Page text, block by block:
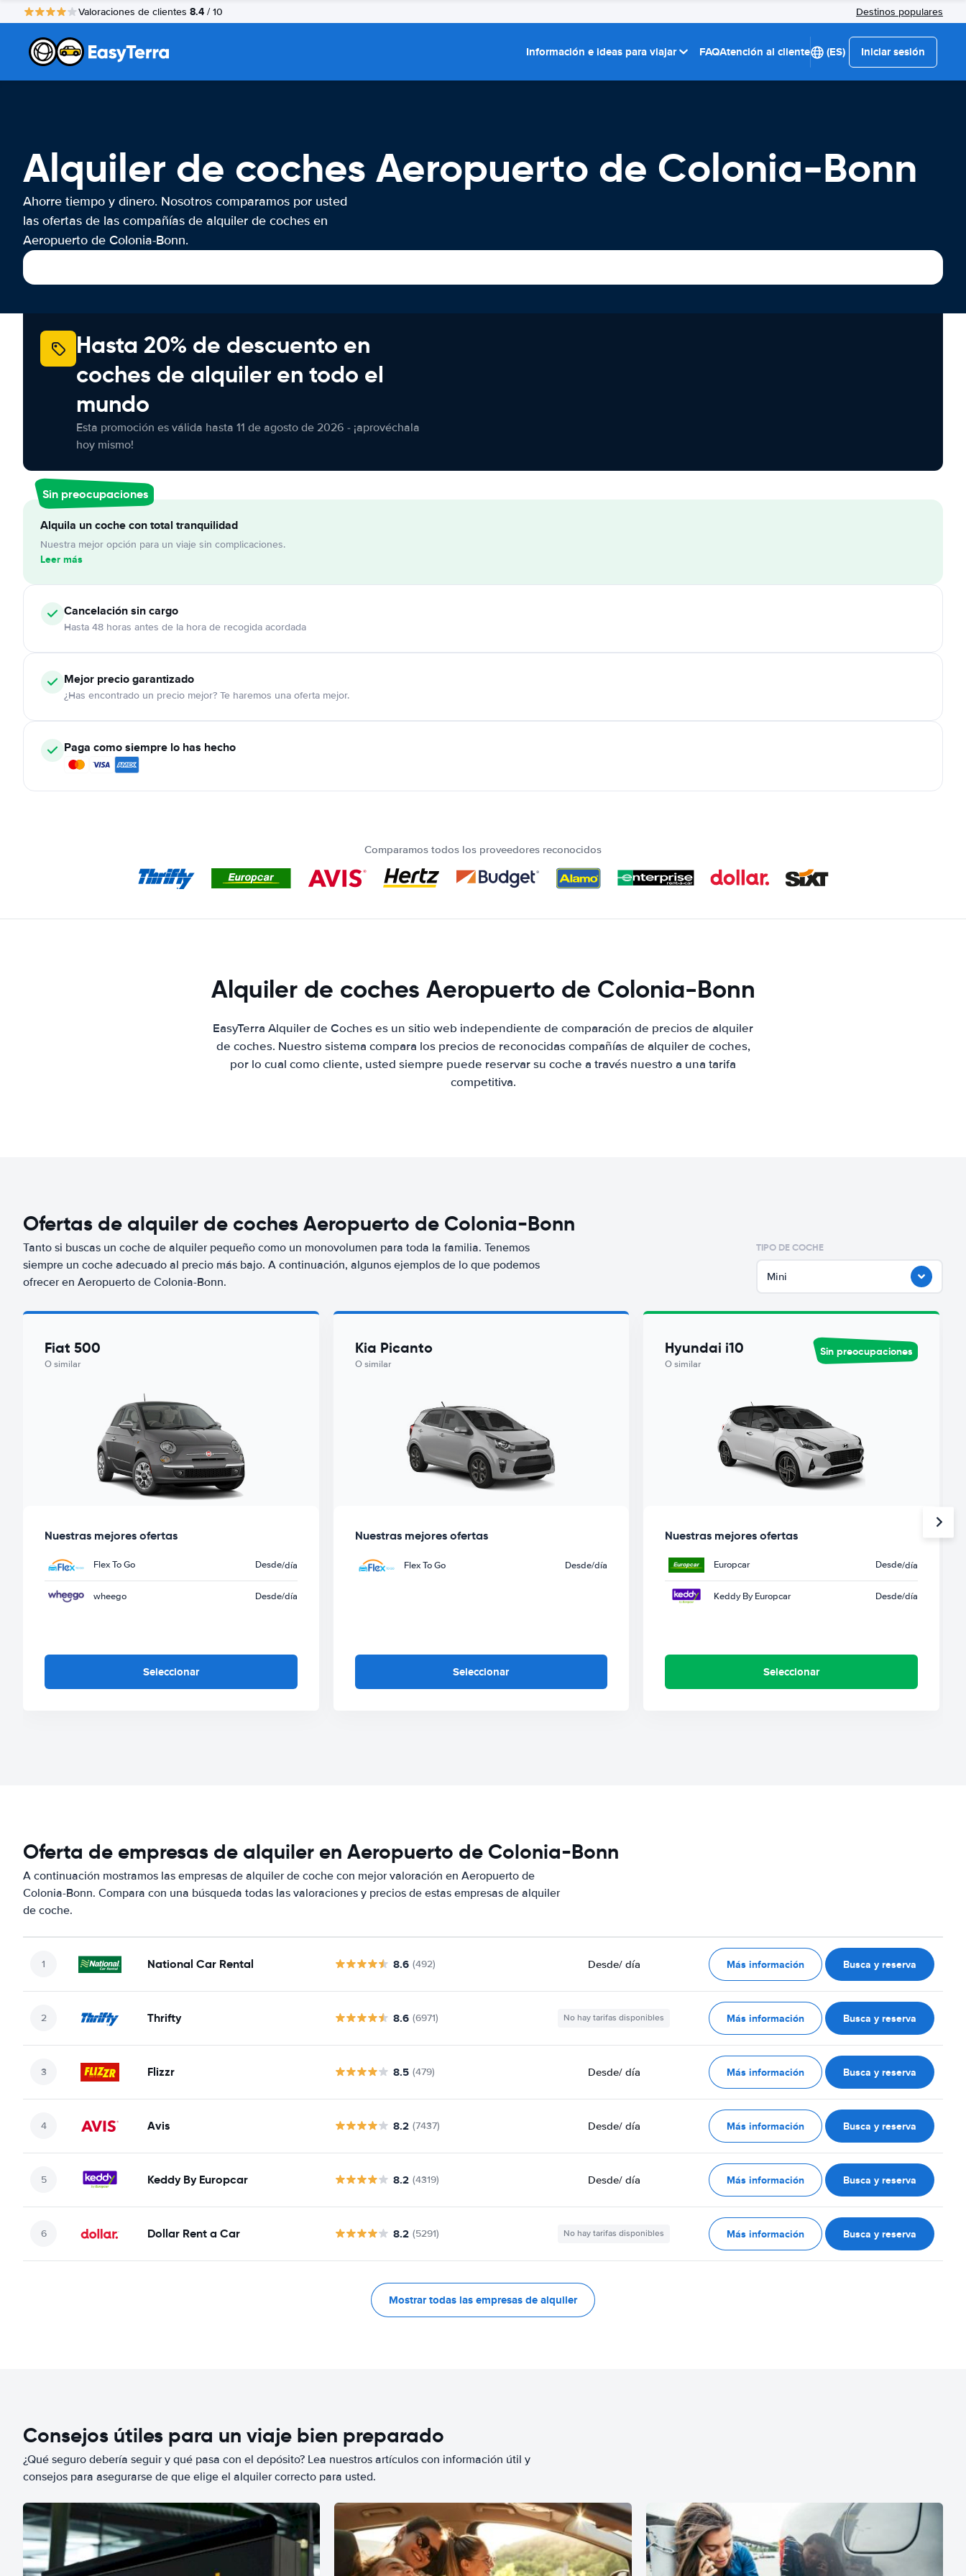
Valoraciones de clientes 8.4 / 10 Destinos populares
Información e ideas para viajar FAQAtención al cliente (ES) Iniciar sesión
Alquiler de coches Aeropuerto de Colonia-Bonn
Ahorre tiempo y dinero. Nosotros comparamos por usted
las ofertas de las compañías de alquiler de coches en
Aeropuerto de Colonia-Bonn.
Hasta 20% de descuento en
coches de alquiler en todo el
mundo
Esta promoción es válida hasta 11 de agosto de 2026 - ¡aprovéchala
hoy mismo!
Sin preocupaciones
Alquila un coche con total tranquilidad
Nuestra mejor opción para un viaje sin complicaciones.
Leer más
Cancelaciónsin cargo
Hasta 48 horas antes de la hora de recogida acordada
Mejor precio garantizado
¿Has encontrado un precio mejor? Te haremos una oferta mejor.
Paga como siempre lo has hecho
Comparamos todos los proveedores reconocidos
Alquiler de coches Aeropuerto de Colonia-Bonn
EasyTerra Alquiler de Coches es un sitio web independiente de comparación de precios de alquiler
de coches. Nuestro sistema compara los precios de reconocidas compañías de alquiler de coches,
por lo cual como cliente, usted siempre puede reservar su coche a través nuestro a una tarifa
competitiva.
Ofertas de alquiler de coches Aeropuerto de Colonia-Bonn
Tanto si buscas un coche de alquiler pequeño como un monovolumen para toda la familia. Tenemos
siempre un coche adecuado al precio más bajo. A continuación, algunos ejemplos de lo que podemos
ofrecer en Aeropuerto de Colonia-Bonn.
TIPO DE COCHE
Mini
Fiat 500
O similar
Nuestras mejores ofertas
Flex To Go Desde/día
wheego Desde/día
Seleccionar
Kia Picanto
O similar
Nuestras mejores ofertas
Flex To Go Desde/día
Seleccionar
Hyundai i10
O similar
Sin preocupaciones
Nuestras mejores ofertas
Europcar Desde/día
Keddy By Europcar Desde/día
Seleccionar
Oferta de empresas de alquiler en Aeropuerto de Colonia-Bonn
A continuación mostramos las empresas de alquiler de coche con mejor valoración en Aeropuerto de
Colonia-Bonn. Compara con una búsqueda todas las valoraciones y precios de estas empresas de alquiler
de coche.
National Car Rental 8.6 (492) Desde/ día Más información Busca y reserva
Thrifty 8.6 (6971) No hay tarifas disponibles Más información Busca y reserva
Flizzr 8.5 (479) Desde/ día Más información Busca y reserva
Avis 8.2 (7437) Desde/ día Más información Busca y reserva
Keddy By Europcar 8.2 (4319) Desde/ día Más información Busca y reserva
Dollar Rent a Car 8.2 (5291) No hay tarifas disponibles Más información Busca y reserva
Mostrar todas las empresas de alquiler
Consejos útiles para un viaje bien preparado
¿Qué seguro debería seguir y qué pasa con el depósito? Lea nuestros artículos con información útil y
consejos para asegurarse de que elige el alquiler correcto para usted.